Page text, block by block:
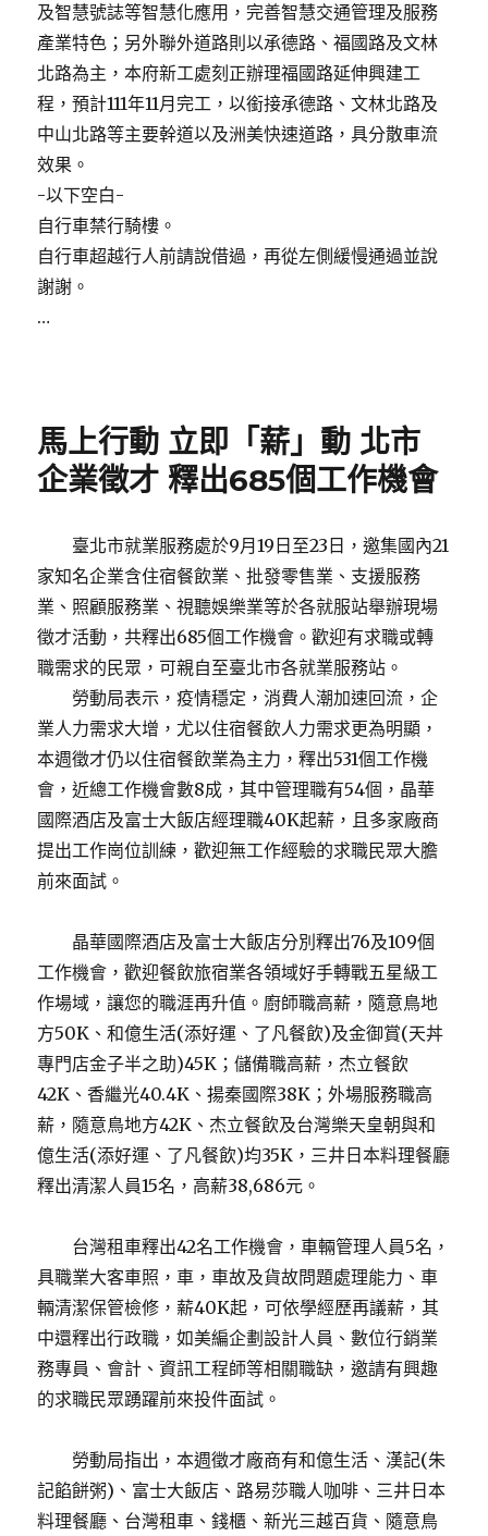
及智慧號誌等智慧化應用，完善智慧交通管理及服務
產業特色；另外聯外道路則以承德路、福國路及文林
北路為主，本府新工處刻正辦理福國路延伸興建工
程，預計111年11月完工，以銜接承德路、文林北路及
中山北路等主要幹道以及洲美快速道路，具分散車流
效果。
-以下空白-
自行車禁行騎樓。
自行車超越行人前請說借過，再從左側緩慢通過並說
謝謝。
…
馬上行動 立即「薪」動 北市
企業徵才 釋出685個工作機會
臺北市就業服務處於9月19日至23日，邀集國內21
家知名企業含住宿餐飲業、批發零售業、支援服務
業、照顧服務業、視聽娛樂業等於各就服站舉辦現場
徵才活動，共釋出685個工作機會。歡迎有求職或轉
職需求的民眾，可親自至臺北市各就業服務站。
勞動局表示，疫情穩定，消費人潮加速回流，企
業人力需求大增，尤以住宿餐飲人力需求更為明顯，
本週徵才仍以住宿餐飲業為主力，釋出531個工作機
會，近總工作機會數8成，其中管理職有54個，晶華
國際酒店及富士大飯店經理職40K起薪，且多家廠商
提出工作崗位訓練，歡迎無工作經驗的求職民眾大膽
前來面試。
晶華國際酒店及富士大飯店分別釋出76及109個
工作機會，歡迎餐飲旅宿業各領域好手轉戰五星級工
作場域，讓您的職涯再升值。廚師職高薪，隨意鳥地
方50K、和億生活(添好運、了凡餐飲)及金御賞(天丼
專門店金子半之助)45K；儲備職高薪，杰立餐飲
42K、香繼光40.4K、揚秦國際38K；外場服務職高
薪，隨意鳥地方42K、杰立餐飲及台灣樂天皇朝與和
億生活(添好運、了凡餐飲)均35K，三井日本料理餐廳
釋出清潔人員15名，高薪38,686元。
台灣租車釋出42名工作機會，車輛管理人員5名，
具職業大客車照，車，車故及貨故問題處理能力、車
輛清潔保管檢修，薪40K起，可依學經歷再議薪，其
中還釋出行政職，如美編企劃設計人員、數位行銷業
務專員、會計、資訊工程師等相關職缺，邀請有興趣
的求職民眾踴躍前來投件面試。
勞動局指出，本週徵才廠商有和億生活、漢記(朱
記餡餅粥)、富士大飯店、路易莎職人咖啡、三井日本
料理餐廳、台灣租車、錢櫃、新光三越百貨、隨意鳥